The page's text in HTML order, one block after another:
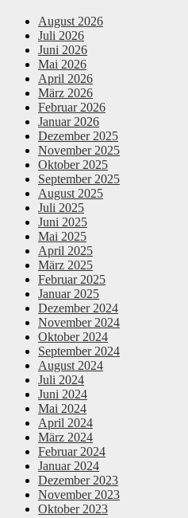
August 2026
Juli 2026
Juni 2026
Mai 2026
April 2026
März 2026
Februar 2026
Januar 2026
Dezember 2025
November 2025
Oktober 2025
September 2025
August 2025
Juli 2025
Juni 2025
Mai 2025
April 2025
März 2025
Februar 2025
Januar 2025
Dezember 2024
November 2024
Oktober 2024
September 2024
August 2024
Juli 2024
Juni 2024
Mai 2024
April 2024
März 2024
Februar 2024
Januar 2024
Dezember 2023
November 2023
Oktober 2023